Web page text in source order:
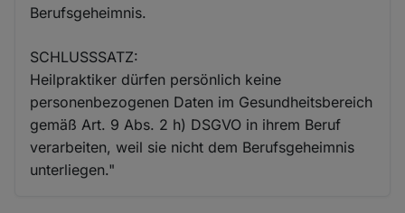
Berufsgeheimnis.
SCHLUSSSATZ:
Heilpraktiker dürfen persönlich keine
personenbezogenen Daten im Gesundheitsbereich
gemäß Art. 9 Abs. 2 h) DSGVO in ihrem Beruf
verarbeiten, weil sie nicht dem Berufsgeheimnis
unterliegen."